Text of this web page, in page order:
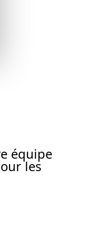
équipe
les